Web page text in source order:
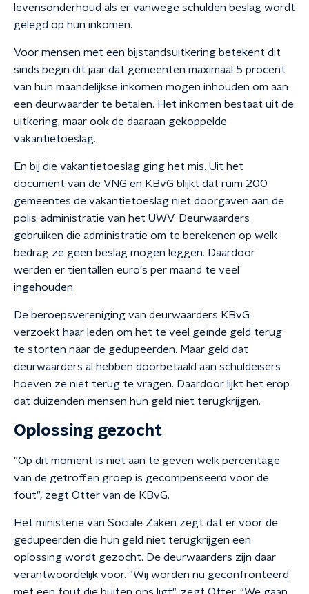
levensonderhoud als er vanwege schulden beslag wordt
gelegd op hun inkomen.
Voor mensen met een bijstandsuitkering betekent dit
sinds begin dit jaar dat gemeenten maximaal 5 procent
van hun maandelijkse inkomen mogen inhouden om aan
een deurwaarder te betalen. Het inkomen bestaat uit de
uitkering, maar ook de daaraan gekoppelde
vakantietoeslag.
En bij die vakantietoeslag ging het mis. Uit het
document van de VNG en KBvG blijkt dat ruim 200
gemeentes de vakantietoeslag niet doorgaven aan de
polis-administratie van het UWV. Deurwaarders
gebruiken die administratie om te berekenen op welk
bedrag ze geen beslag mogen leggen. Daardoor
werden er tientallen euro's per maand te veel
ingehouden.
De beroepsvereniging van deurwaarders KBvG
verzoekt haar leden om het te veel geïnde geld terug
te storten naar de gedupeerden. Maar geld dat
deurwaarders al hebben doorbetaald aan schuldeisers
hoeven ze niet terug te vragen. Daardoor lijkt het erop
dat duizenden mensen hun geld niet terugkrijgen.
Oplossing gezocht
"Op dit moment is niet aan te geven welk percentage
van de getroffen groep is gecompenseerd voor de
fout", zegt Otter van de KBvG.
Het ministerie van Sociale Zaken zegt dat er voor de
gedupeerden die hun geld niet terugkrijgen een
oplossing wordt gezocht. De deurwaarders zijn daar
verantwoordelijk voor. "Wij worden nu geconfronteerd